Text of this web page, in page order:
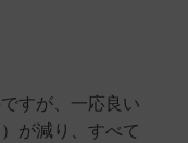
すが、一応良い
が減り、すべて